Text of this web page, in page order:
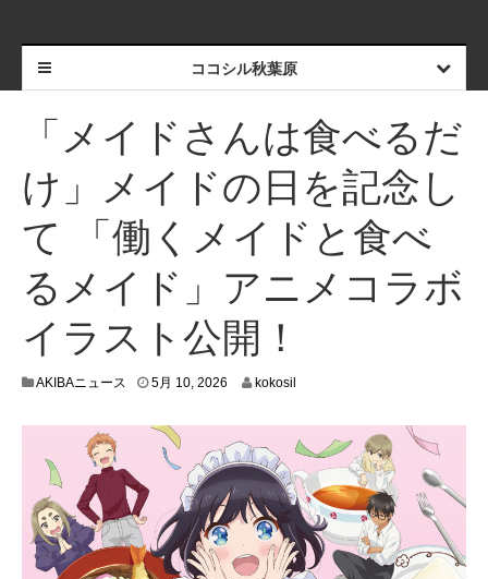
ココシル秋葉原
「メイドさんは食べるだ
け」メイドの日を記念し
て 「働くメイドと食べ
るメイド」アニメコラボ
イラスト公開！
AKIBAニュース 5月 10, 2026
,
0
2
6
kokosil